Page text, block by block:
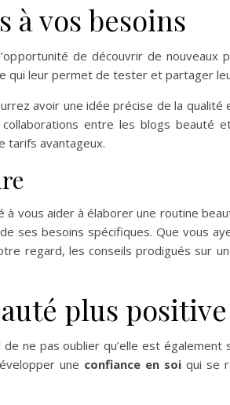
à vos besoins
de découvrir de nouveaux
qui leur permet de tester et partager
avoir une idée précise de la qualité
entre les blogs beauté
tarifs avantageux.
vous aider à élaborer une routine
besoins spécifiques. Que vous
regard, les conseils prodigués sur
plus positive
ne pas oublier qu’elle est
une confiance en soiqui se